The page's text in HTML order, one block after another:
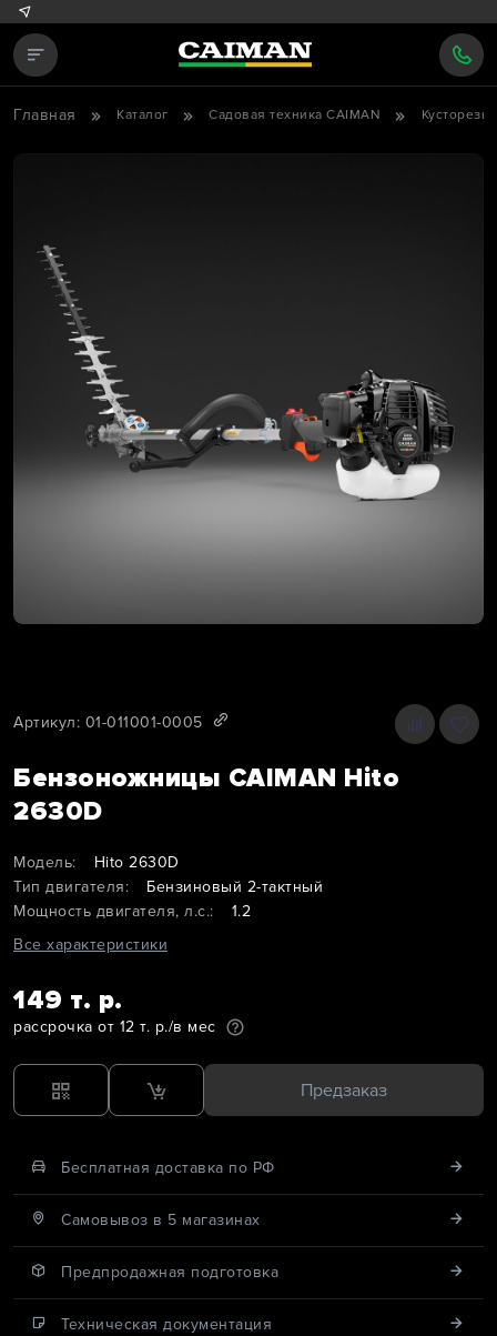
Главная Каталог Садовая техника CAIMAN
Артикул: 01-011001-0005
Бензоножницы CAIMAN Hito
2630D
Модель:
Hito 2630D
Тип двигателя:
Бензиновый 2-тактный
Мощность двигателя, л.с.:
1.2
Все характеристики
149 т. р.
рассрочка от 12 т. р./в мес
Предзаказ
Бесплатная доставка по РФ
Cамовывоз в 5 магазинах
Предпродажная подготовка
Техническая документация